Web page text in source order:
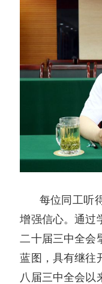
每位同工听得
增强信心。通过
二十届三中全会
蓝图，具有继往
八届三中全会以